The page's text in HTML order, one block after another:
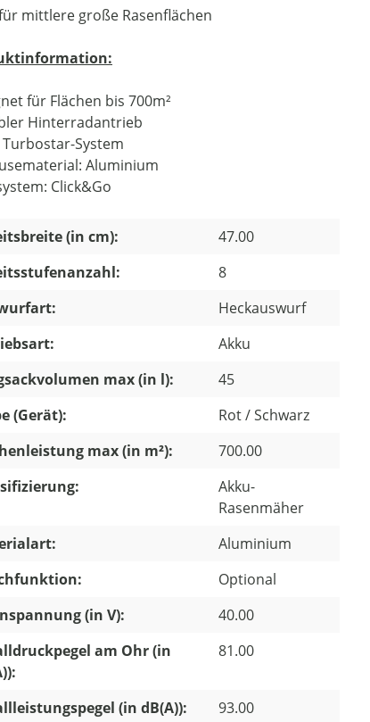
mittlere große Rasenflächen
für Flächen bis 700m²
Hinterradantrieb
Turbostar-System
Aluminium
Click&Go
(in cm):
47.00
8
Heckauswurf
Akku
max (in l):
45
(Gerät):
Rot / Schwarz
max (in m²):
700.00
Akku-
Rasenmäher
Aluminium
Optional
(in V):
40.00
am Ohr (in
81.00
(in dB(A)):
93.00